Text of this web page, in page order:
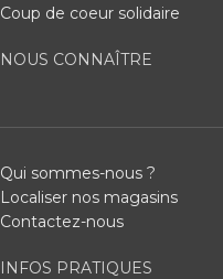
Coup de coeur solidaire
NOUS CONNAÎTRE
Qui sommes-nous ?
Localiser nos magasins
Contactez-nous
INFOS PRATIQUES